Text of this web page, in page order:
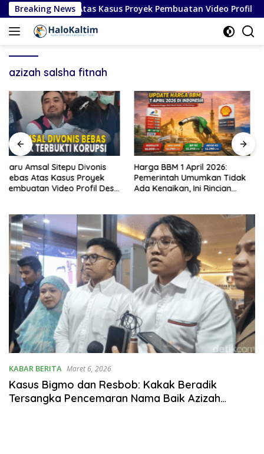
Langsung
ke
konten
Breaking News
Divonis Bebas Atas Kasus Proyek Pembuatan Video Profil
azizah salsha fitnah
Harga BBM 1 April 2026:
Pemerintah Umumkan Tidak
Ada Kenaikan, Ini Rincian
Timnas Italia Gagal Lolos
Piala Dunia 2026: Penyebab
Kekalahan Penalti Lawan
KABAR BERITA Maret 6, 2026
Kasus Bigmo dan Resbob: Kakak Beradik
Tersangka Pencemaran Nama Baik Azizah